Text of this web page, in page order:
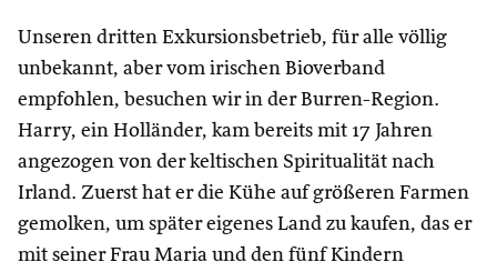
Unseren dritten Exkursionsbetrieb, für alle völlig
unbekannt, aber vom irischen Bioverband
empfohlen, besuchen wir in der Burren-Region.
Harry, ein Holländer, kam bereits mit 17 Jahren
angezogen von der keltischen Spiritualität nach
Irland. Zuerst hat er die Kühe auf größeren Farmen
gemolken, um später eigenes Land zu kaufen, das er
mit seiner Frau Maria und den fünf Kindern